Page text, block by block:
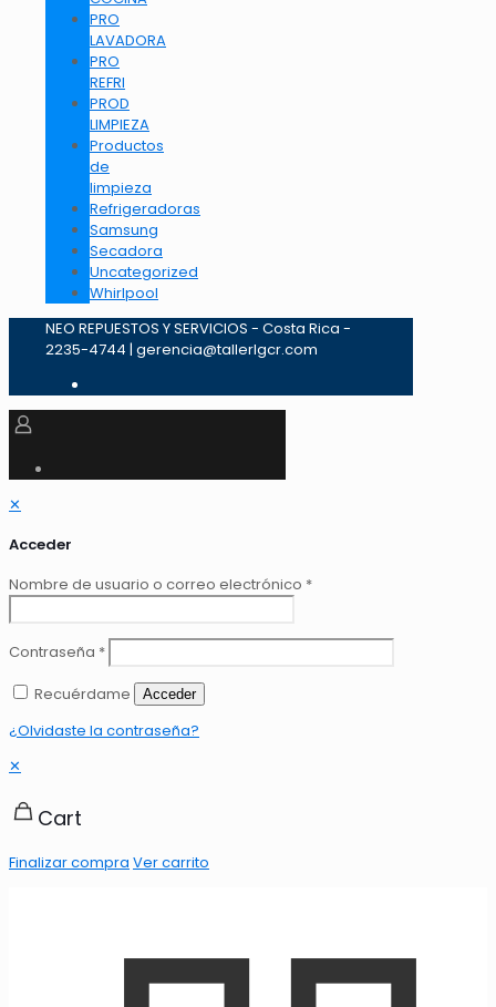
PRO
LAVADORA
PRO
REFRI
PROD
LIMPIEZA
Productos
de
limpieza
Refrigeradoras
Samsung
Secadora
Uncategorized
Whirlpool
NEO REPUESTOS Y SERVICIOS - Costa Rica -
2235-4744 | gerencia@tallerlgcr.com
✕
Acceder
Nombre de usuario o correo electrónico *
Contraseña *
Recuérdame
Acceder
¿Olvidaste la contraseña?
✕
Cart
Finalizar compra Ver carrito